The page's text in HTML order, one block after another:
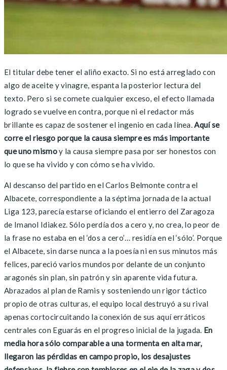
El titular debe tener el aliño exacto. Si no está arreglado con
algo de aceite y vinagre, espanta la posterior lectura del
texto. Pero si se comete cualquier exceso, el efecto llamada
logrado se vuelve en contra, porque ni el redactor más
brillante es capaz de sostener el ingenio en cada línea.Aquí se
corre el riesgo porque la causa siempre es más importante
que uno mismoy la causa siempre pasa por ser honestos con
lo que se ha vivido y con cómo se ha vivido.
Al descanso del partido en el Carlos Belmonte contra el
Albacete, correspondiente a la séptima jornada de la actual
Liga 123, parecía estarse oficiando el entierro del Zaragoza
de Imanol Idiakez. Sólo perdía dos a cero y, no crea, lo peor de
la frase no estaba en el ‘dos a cero’… residía en el ‘sólo’. Porque
el Albacete, sin darse nunca a la poesía ni en sus minutos más
felices, pareció varios mundos por delante de un conjunto
aragonés sin plan, sin patrón y sin aparente vida futura.
Abrazados al plan de Ramis y sosteniendo un rigor táctico
propio de otras culturas, el equipo local destruyó a su rival
apenas cortocircuitando la conexión de sus aquí erráticos
centrales con Eguarás en el progreso inicial de la jugada. En
media hora sólo comparable a una tormenta en alta mar,
llegaron las pérdidas en campo propio, los desajustes